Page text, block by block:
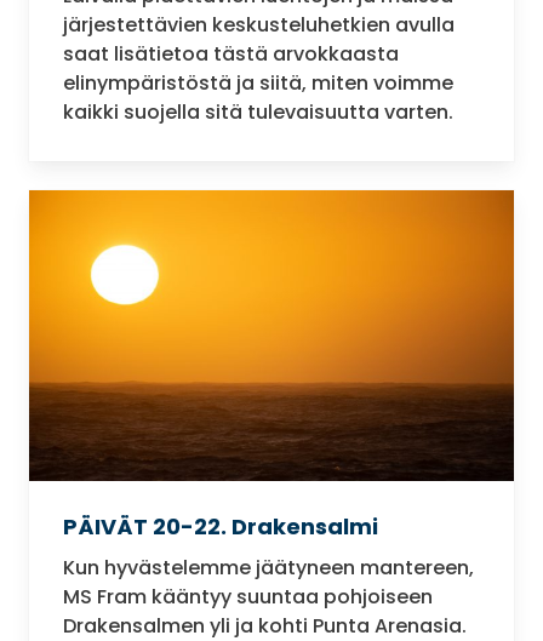
järjestettävien keskusteluhetkien avulla
saat lisätietoa tästä arvokkaasta
elinympäristöstä ja siitä, miten voimme
kaikki suojella sitä tulevaisuutta varten.
PÄIVÄT 20-22. Drakensalmi
Kun hyvästelemme jäätyneen mantereen,
MS Fram kääntyy suuntaa pohjoiseen
Drakensalmen yli ja kohti Punta Arenasia.